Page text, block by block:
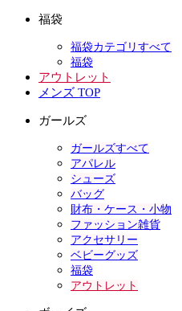
福袋
福袋カテゴリすべて
福袋
アウトレット
メンズ TOP
ガールズ
ガールズすべて
アパレル
シューズ
バッグ
財布・ケース・小物
ファッション雑貨
アクセサリー
ベビーグッズ
福袋
アウトレット